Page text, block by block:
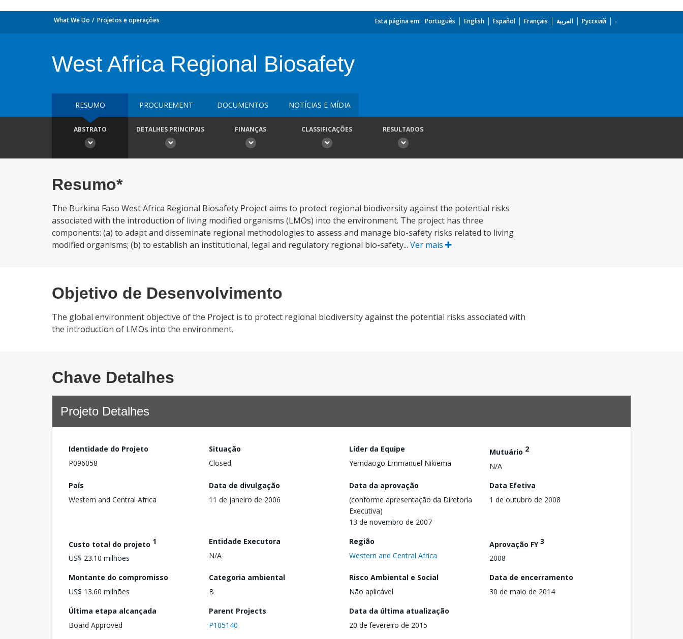
What We Do Projetos e operações Esta página em: Português English Español Français العربية Русский
West Africa Regional Biosafety
RESUMO PROCUREMENT DOCUMENTOS NOTÍCIAS E MÍDIA
ABSTRATO DETALHES PRINCIPAIS FINANÇAS CLASSIFICAÇÕES RESULTADOS
Resumo*
The Burkina Faso West Africa Regional Biosafety Project aims to protect regional biodiversity against the potential risks
associated with the introduction of living modified organisms (LMOs) into the environment. The project has three
components: (a) to adapt and disseminate regional methodologies to assess and manage bio-safety risks related to living
modified organisms; (b) to establish an institutional, legal and regulatory regional bio-safety... Ver mais
Objetivo de Desenvolvimento
The global environment objective of the Project is to protect regional biodiversity against the potential risks associated with
the introduction of LMOs into the environment.
Chave Detalhes
Projeto Detalhes
Identidade do Projeto
P096058
Situação
Closed
Líder da Equipe
Yemdaogo Emmanuel Nikiema
Mutuário 2
N/A
País
Western and Central Africa
Data de divulgação
11 de janeiro de 2006
Data da aprovação
(conforme apresentação da Diretoria
Executiva)
13 de novembro de 2007
Data Efetiva
1 de outubro de 2008
Custo total do projeto 1
US$ 23.10 milhões
Entidade Executora
N/A
Região
Western and Central Africa
Aprovação FY3
2008
Montante do compromisso
US$ 13.60 milhões
Categoria ambiental
B
Risco Ambiental e Social
Não aplicável
Data de encerramento
30 de maio de 2014
Última etapa alcançada
Board Approved
Parent Projects
P105140
Data da última atualização
20 de fevereiro de 2015